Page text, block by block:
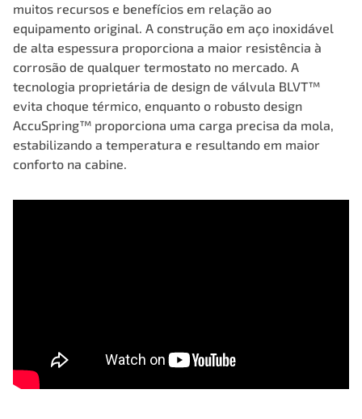
muitos recursos e benefícios em relação ao
equipamento original. A construção em aço inoxidável
de alta espessura proporciona a maior resistência à
corrosão de qualquer termostato no mercado. A
tecnologia proprietária de design de válvula BLVT™
evita choque térmico, enquanto o robusto design
AccuSpring™ proporciona uma carga precisa da mola,
estabilizando a temperatura e resultando em maior
conforto na cabine.